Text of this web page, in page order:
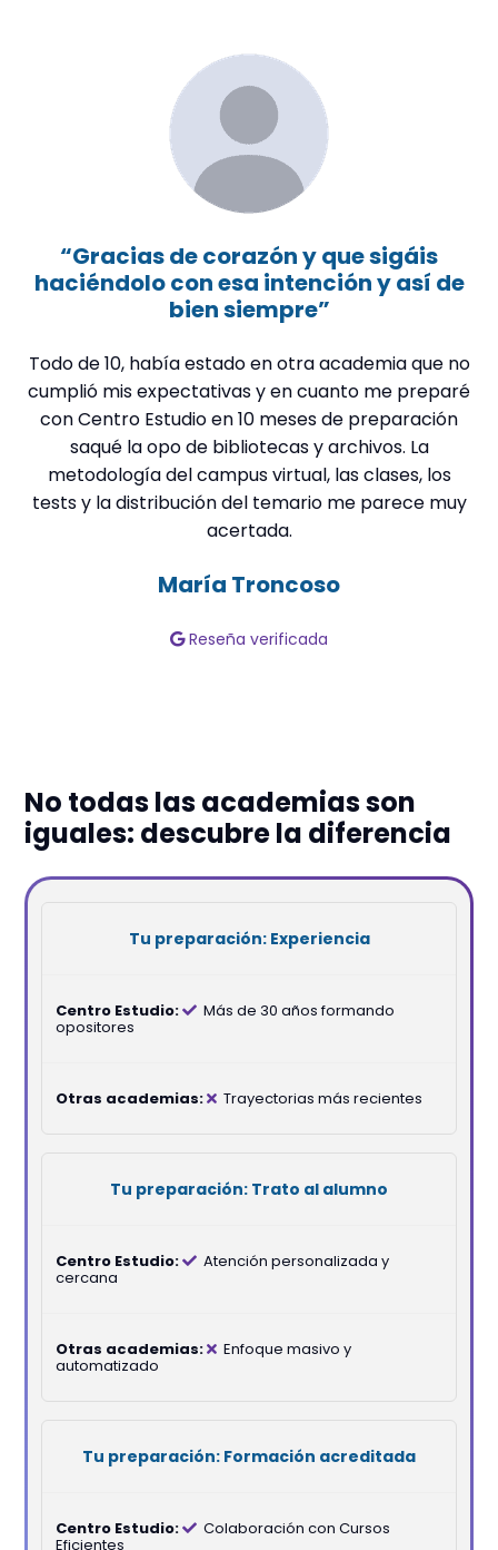
“Gracias de corazón y que sigáis
haciéndolo con esa intención y así de
bien siempre”
Todo de 10, había estado en otra academia que no
cumplió mis expectativas y en cuanto me preparé
con Centro Estudio en 10 meses de preparación
saqué la opo de bibliotecas y archivos. La
metodología del campus virtual, las clases, los
tests y la distribución del temario me parece muy
acertada.
María Troncoso
Reseña verificada
No todas las academias son
iguales: descubre la diferencia
Experiencia
Más de 30 años formando
opositores
Trayectorias más recientes
Trato al alumno
Atención personalizada y
cercana
Enfoque masivo y
automatizado
Formación acreditada
Colaboración con Cursos
Eficientes